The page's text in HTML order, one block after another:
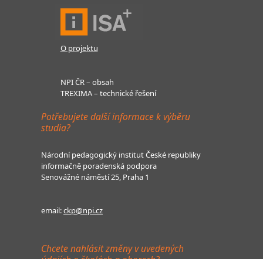
O projektu
NPI ČR – obsah
TREXIMA – technické řešení
Potřebujete další informace k výběru
studia?
Národní pedagogický institut České republiky
informačně poradenská podpora
Senovážné náměstí 25, Praha 1
email:ckp@npi.cz
Chcete nahlásit změny v uvedených